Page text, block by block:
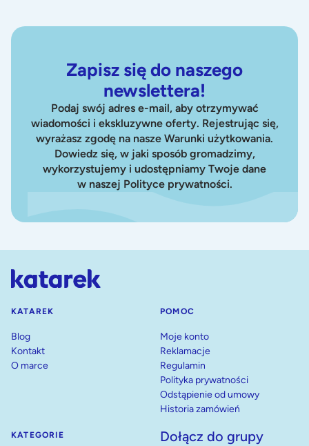
Zapisz się do naszego
newslettera!
Podaj swój adres e-mail, aby otrzymywać
wiadomości i ekskluzywne oferty. Rejestrując się,
wyrażasz zgodę na nasze Warunki użytkowania.
Dowiedz się, w jaki sposób gromadzimy,
wykorzystujemy i udostępniamy Twoje dane
w naszej Polityce prywatności.
KATAREK
Blog
Kontakt
O marce
POMOC
Moje konto
Reklamacje
Regulamin
Polityka prywatności
Odstąpienie od umowy
Historia zamówień
KATEGORIE Dołącz do grupy